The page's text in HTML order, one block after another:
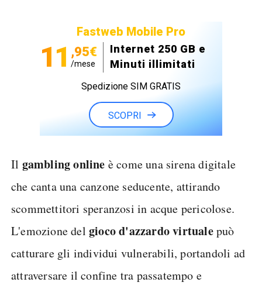
Fastweb Mobile Pro
11 ,95€
/mese
Internet 250 GB e
Minuti illimitati
Spedizione SIM GRATIS
SCOPRI
Il gambling online è come una sirena digitale
che canta una canzone seducente, attirando
scommettitori speranzosi in acque pericolose.
L'emozione del gioco d'azzardo virtualepuò
catturare gli individui vulnerabili, portandoli ad
attraversare il confine tra passatempo e